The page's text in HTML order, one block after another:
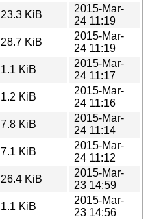
23.3 KiB
2015-Mar-
24 11:19
28.7 KiB
2015-Mar-
24 11:19
1.1 KiB
2015-Mar-
24 11:17
1.2 KiB
2015-Mar-
24 11:16
7.8 KiB
2015-Mar-
24 11:14
7.1 KiB
2015-Mar-
24 11:12
26.4 KiB
2015-Mar-
23 14:59
1.1 KiB
2015-Mar-
23 14:56